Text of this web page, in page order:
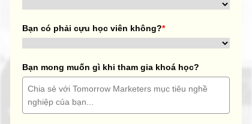
Bạn có phải cựu học viên không?*
Bạn mong muốn gì khi tham gia khoá học?